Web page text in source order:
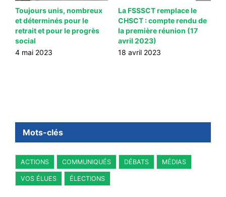
Toujours unis, nombreux
et déterminés pour le
retrait et pour le progrès
social
4 mai 2023
La FSSSCT remplace le
CHSCT : compte rendu de
la première réunion (17
avril 2023)
18 avril 2023
Mots-clés
ACTIONS COMMUNIQUÉS DÉBATS MÉDIAS
VOS ÉLUES ÉLECTIONS